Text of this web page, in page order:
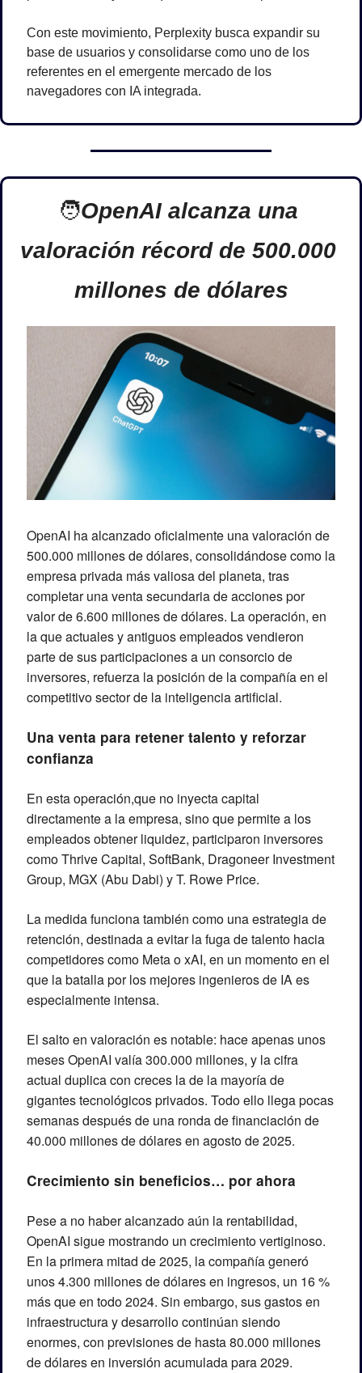
Con este movimiento, Perplexity busca expandir su
base de usuarios y consolidarse como uno de los
referentes en el emergente mercado de los
navegadores con IA integrada.
🧑OpenAI alcanza una
valoración récord de 500.000
millones de dólares
OpenAI ha alcanzado oficialmente una valoración de
500.000 millones de dólares, consolidándose como la
empresa privada más valiosa del planeta, tras
completar una venta secundaria de acciones por
valor de 6.600 millones de dólares. La operación, en
la que actuales y antiguos empleados vendieron
parte de sus participaciones a un consorcio de
inversores, refuerza la posición de la compañía en el
competitivo sector de la inteligencia artificial.
Una venta para retener talento y reforzar
confianza
En esta operación,que no inyecta capital
directamente a la empresa, sino que permite a los
empleados obtener liquidez, participaron inversores
como Thrive Capital, SoftBank, Dragoneer Investment
Group, MGX (Abu Dabi) y T. Rowe Price.
La medida funciona también como una estrategia de
retención, destinada a evitar la fuga de talento hacia
competidores como Meta o xAI, en un momento en el
que la batalla por los mejores ingenieros de IA es
especialmente intensa.
El salto en valoración es notable: hace apenas unos
meses OpenAI valía 300.000 millones, y la cifra
actual duplica con creces la de la mayoría de
gigantes tecnológicos privados. Todo ello llega pocas
semanas después de una ronda de financiación de
40.000 millones de dólares en agosto de 2025.
Crecimiento sin beneficios… por ahora
Pese a no haber alcanzado aún la rentabilidad,
OpenAI sigue mostrando un crecimiento vertiginoso.
En la primera mitad de 2025, la compañía generó
unos 4.300 millones de dólares en ingresos, un 16 %
más que en todo 2024. Sin embargo, sus gastos en
infraestructura y desarrollo continúan siendo
enormes, con previsiones de hasta 80.000 millones
de dólares en inversión acumulada para 2029.